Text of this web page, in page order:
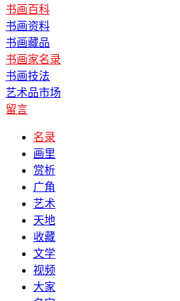
书画百科
书画资料
书画藏品
书画家名录
书画技法
艺术品市场
留言
名录
画里
赏析
广角
艺术
天地
收藏
文学
视频
大家